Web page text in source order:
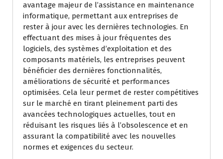
avantage majeur de l’assistance en maintenance
informatique, permettant aux entreprises de
rester à jour avec les dernières technologies. En
effectuant des mises à jour fréquentes des
logiciels, des systèmes d’exploitation et des
composants matériels, les entreprises peuvent
bénéficier des dernières fonctionnalités,
améliorations de sécurité et performances
optimisées. Cela leur permet de rester compétitives
sur le marché en tirant pleinement parti des
avancées technologiques actuelles, tout en
réduisant les risques liés à l’obsolescence et en
assurant la compatibilité avec les nouvelles
normes et exigences du secteur.